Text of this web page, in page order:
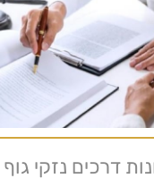
דרכים נזקי גוף